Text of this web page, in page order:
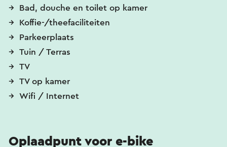
Bad, douche en toilet op kamer
Koffie-/theefaciliteiten
Parkeerplaats
Tuin / Terras
TV
TV op kamer
Wifi / Internet
Oplaadpunt voor e-bike